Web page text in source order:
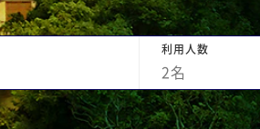
利用人数
2名